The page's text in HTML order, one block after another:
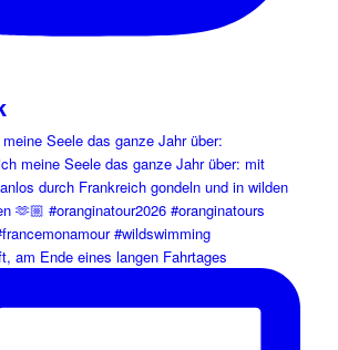
Seele das ganze Jahr über:
am Ende eines langen Fahrtages